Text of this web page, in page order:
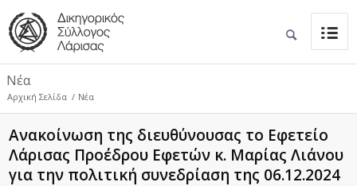
Νέα
Αρχική Σελίδα / Νέα
Ανακοίνωση της διευθύνουσας το Εφετείο
Λάρισας Προέδρου Εφετών κ. Μαρίας Λιάνου
για την πολιτική συνεδρίαση της 06.12.2024